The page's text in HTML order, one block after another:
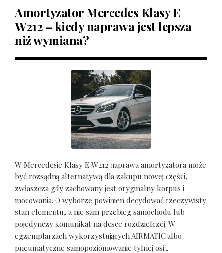
Amortyzator Mercedes Klasy E
W212 – kiedy naprawa jest lepsza
niż wymiana?
W Mercedesie Klasy E W212 naprawa amortyzatora może
być rozsądną alternatywą dla zakupu nowej części,
zwłaszcza gdy zachowany jest oryginalny korpus i
mocowania. O wyborze powinien decydować rzeczywisty
stan elementu, a nie sam przebieg samochodu lub
pojedynczy komunikat na desce rozdzielczej. W
egzemplarzach wykorzystujących AIRMATIC albo
pneumatyczne samopoziomowanie tylnej osi...